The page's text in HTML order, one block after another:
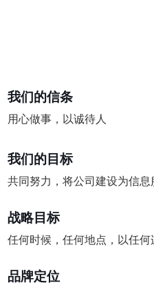
品牌定位
战略目标
任何时候，任何地点，以任
我们的目标
共同努力，将公司建设为信
我们的信条
用心做事，以诚待人